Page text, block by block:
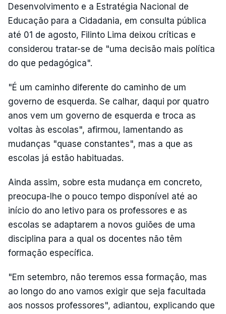
Desenvolvimento e a Estratégia Nacional de
Educação para a Cidadania, em consulta pública
até 01 de agosto, Filinto Lima deixou críticas e
considerou tratar-se de "uma decisão mais política
do que pedagógica".
"É um caminho diferente do caminho de um
governo de esquerda. Se calhar, daqui por quatro
anos vem um governo de esquerda e troca as
voltas às escolas", afirmou, lamentando as
mudanças "quase constantes", mas a que as
escolas já estão habituadas.
Ainda assim, sobre esta mudança em concreto,
preocupa-lhe o pouco tempo disponível até ao
início do ano letivo para os professores e as
escolas se adaptarem a novos guiões de uma
disciplina para a qual os docentes não têm
formação específica.
"Em setembro, não teremos essa formação, mas
ao longo do ano vamos exigir que seja facultada
aos nossos professores", adiantou, explicando que